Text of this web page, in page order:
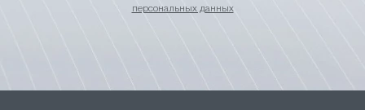
персональных данных